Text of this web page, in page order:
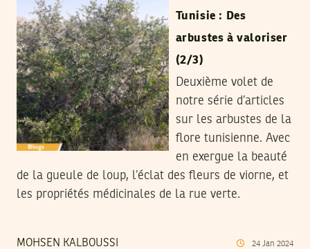
Tunisie : Des
arbustes à valoriser
(2/3)
Deuxième volet de
notre série d’articles
sur les arbustes de la
flore tunisienne. Avec
en exergue la beauté
de la gueule de loup, l’éclat des fleurs de viorne, et
les propriétés médicinales de la rue verte.
MOHSEN KALBOUSSI 24 Jan 2024